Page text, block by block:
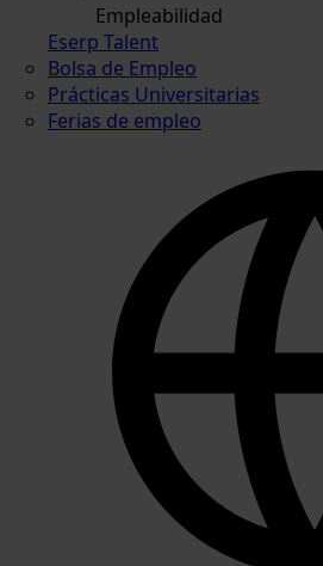
Empleabilidad
Eserp Talent
Bolsa de Empleo
Prácticas Universitarias
Ferias de empleo